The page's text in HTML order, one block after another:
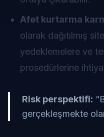
Afet kurtarma
olarak dağıtılmış
yedeklemelere ve
prosedürlerine
Risk perspektifi:
gerçekleşmekte